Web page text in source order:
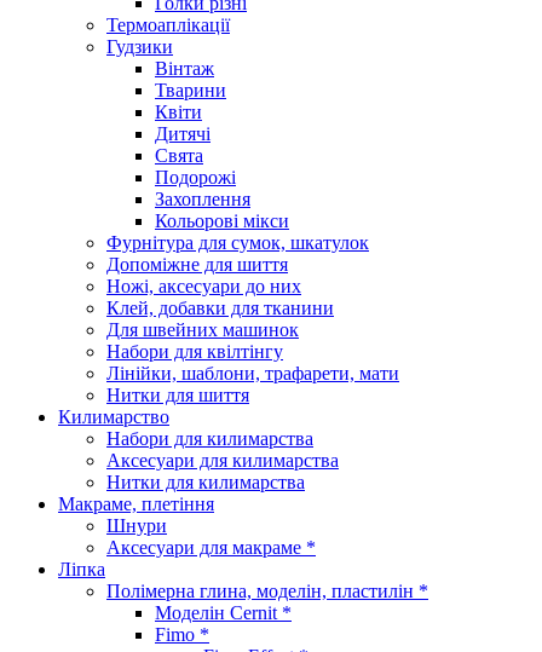
Термоаплікації
Гудзики
Вінтаж
Тварини
Квіти
Дитячі
Свята
Подорожі
Захоплення
Кольорові мікси
Фурнітура для сумок, шкатулок
Допоміжне для шиття
Ножі, аксесуари до них
Клей, добавки для тканини
Для швейних машинок
Набори для квілтінгу
Лінійки, шаблони, трафарети, мати
Нитки для шиття
Килимарство
Набори для килимарства
Аксесуари для килимарства
Нитки для килимарства
Макраме, плетіння
Шнури
Аксесуари для макраме *
Ліпка
Полімерна глина, моделін, пластилін *
Моделін Cernit *
Fimo *